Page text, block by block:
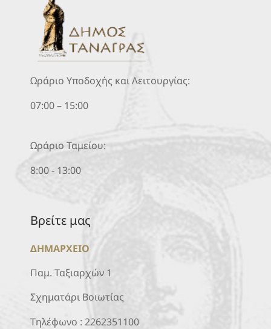
Ωράριο Υποδοχής και Λειτουργίας:
07:00 – 15:00
Ωράριο Ταμείου:
8:00 - 13:00
Βρείτε μας
ΔΗΜΑΡΧΕΙΟ
Παμ. Ταξιαρχών 1
Σχηματάρι Βοιωτίας
Τηλέφωνο : 2262351100